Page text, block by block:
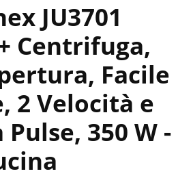
JU3701
Centrifuga,
Facile
2 Velocità e
350 W -